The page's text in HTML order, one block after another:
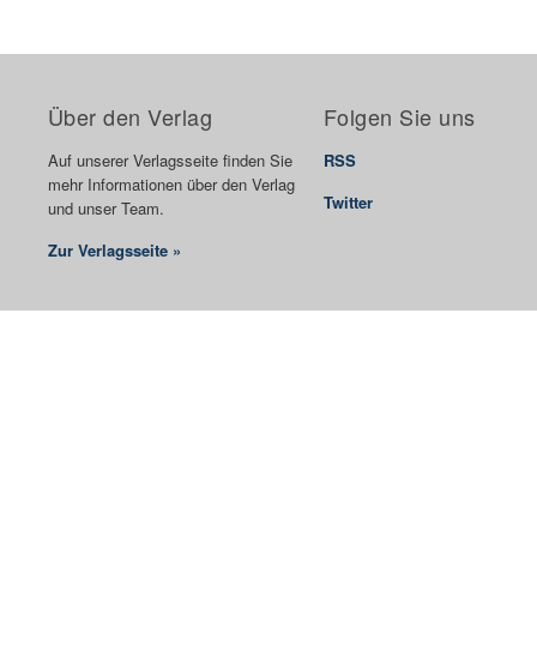
Über den Verlag
Auf unserer Verlagsseite finden Sie
mehr Informationen über den Verlag
und unser Team.
Zur Verlagsseite »
Folgen Sie uns
RSS
Twitter